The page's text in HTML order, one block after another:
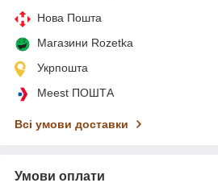
Нова Пошта
Магазини Rozetka
Укрпошта
Meest ПОШТА
Всі умови доставки
Умови оплати